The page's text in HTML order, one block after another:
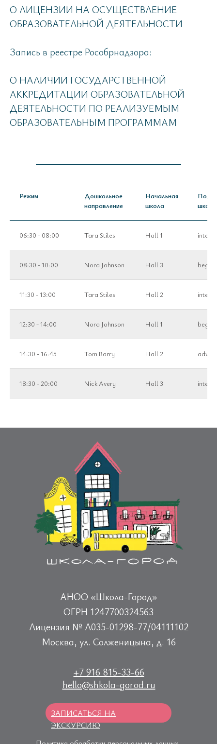
О ЛИЦЕНЗИИ НА ОСУЩЕСТВЛЕНИЕ
ОБРАЗОВАТЕЛЬНОЙ ДЕЯТЕЛЬНОСТИ
Запись в реестре Рособрнадзора:
О НАЛИЧИИ ГОСУДАРСТВЕННОЙ
АККРЕДИТАЦИИ ОБРАЗОВАТЕЛЬНОЙ
ДЕЯТЕЛЬНОСТИ ПО РЕАЛИЗУЕМЫМ
ОБРАЗОВАТЕЛЬНЫМ ПРОГРАММАМ
Режим
Дошкольное
направление
Начальная
школа
школа
06:30 - 08:00 Tara Stiles Hall 1
08:30 - 10:00 Nora Johnson Hall 3
11:30 - 13:00 Tara Stiles Hall 2
12:30 - 14:00 Nora Johnson Hall 1
14:30 - 16:45 Tom Barry Hall 2
18:30 - 20:00 Nick Avery Hall 3
АНОО «Школа-Город»
ОГРН 1247700324563
Лицензия № Л035-01298-77/04111102
Москва, ул. Солженицына, д. 16
hello@shkola-gorod.ru
+7 916 815-33-66
ЗАПИСАТЬСЯ НА
ЭКСКУРСИЮ